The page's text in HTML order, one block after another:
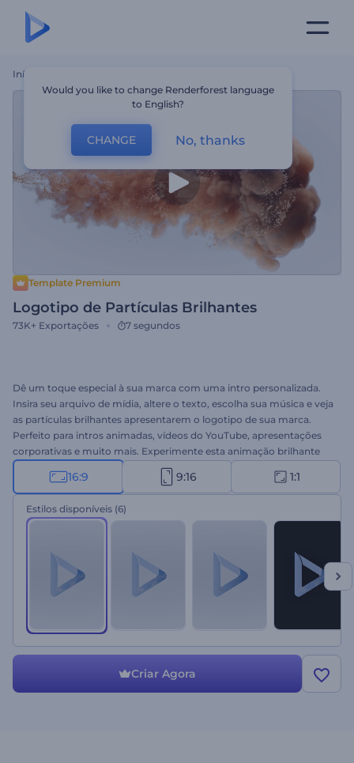
Início
Template Premium
Logotipo de Partículas Brilhantes
73K+ Exportações 7 segundos
Dê um toque especial à sua marca com uma intro personalizada.
Insira seu arquivo de mídia, altere o texto, escolha sua música e veja
as partículas brilhantes apresentarem o logotipo de sua marca.
Perfeito para intros animadas, vídeos do YouTube, apresentações
corporativas e muito mais. Experimente esta animação brilhante
hoje mesmo!
16:9 9:16 1:1
Estilos disponíveis (6)
Criar Agora
Would you like to change Renderforest language
to English?
CHANGE No, thanks